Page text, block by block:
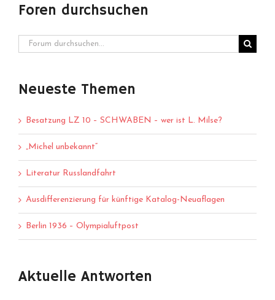
Foren durchsuchen
Neueste Themen
Besatzung LZ 10 – SCHWABEN – wer ist L. Milse?
„Michel unbekannt“
Literatur Russlandfahrt
Ausdifferenzierung für künftige Katalog-Neuaflagen
Berlin 1936 – Olympialuftpost
Aktuelle Antworten